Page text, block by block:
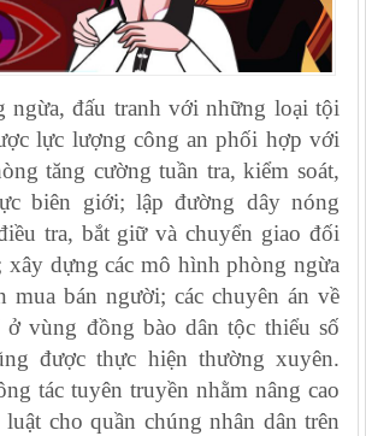
ngừa, đấu tranh với những loại tội
lực lượng công an phối hợp với
tăng cường tuần tra, kiểm soát,
biên giới; lập đường dây nóng
tra, bắt giữ và chuyển giao đối
xây dựng các mô hình phòng ngừa
mua bán người; các chuyên án về
vùng đồng bào dân tộc thiểu số
được thực hiện thường xuyên.
tác tuyên truyền nhằm nâng cao
cho quần chúng nhân dân trên